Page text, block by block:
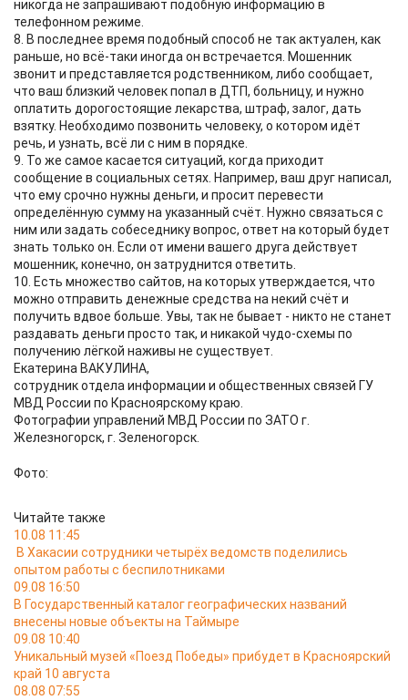
никогда не запрашивают подобную информацию в
телефонном режиме.
8. В последнее время подобный способ не так актуален, как
раньше, но всё-таки иногда он встречается. Мошенник
звонит и представляется родственником, либо сообщает,
что ваш близкий человек попал в ДТП, больницу, и нужно
оплатить дорогостоящие лекарства, штраф, залог, дать
взятку. Необходимо позвонить человеку, о котором идёт
речь, и узнать, всё ли с ним в порядке.
9. То же самое касается ситуаций, когда приходит
сообщение в социальных сетях. Например, ваш друг написал,
что ему срочно нужны деньги, и просит перевести
определённую сумму на указанный счёт. Нужно связаться с
ним или задать собеседнику вопрос, ответ на который будет
знать только он. Если от имени вашего друга действует
мошенник, конечно, он затруднится ответить.
10. Есть множество сайтов, на которых утверждается, что
можно отправить денежные средства на некий счёт и
получить вдвое больше. Увы, так не бывает - никто не станет
раздавать деньги просто так, и никакой чудо-схемы по
получению лёгкой наживы не существует.
Екатерина ВАКУЛИНА,
сотрудник отдела информации и общественных связей ГУ
МВД России по Красноярскому краю.
Фотографии управлений МВД России по ЗАТО г.
Железногорск, г. Зеленогорск.
Фото:
Читайте также
10.08 11:45
В Хакасии сотрудники четырёх ведомств поделились
опытом работы с беспилотниками
09.08 16:50
В Государственный каталог географических названий
внесены новые объекты на Таймыре
09.08 10:40
Уникальный музей «Поезд Победы» прибудет в Красноярский
край 10 августа
08.08 07:55